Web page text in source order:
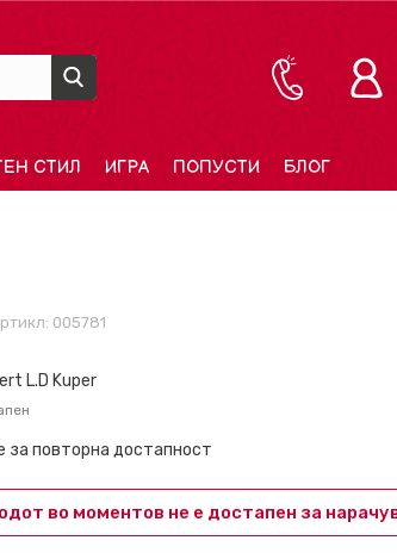
СТИЛ ИГРА ПОПУСТИ БЛОГ
005781
L.D Kuper
за повторна достапност
во моментов не е достапен за